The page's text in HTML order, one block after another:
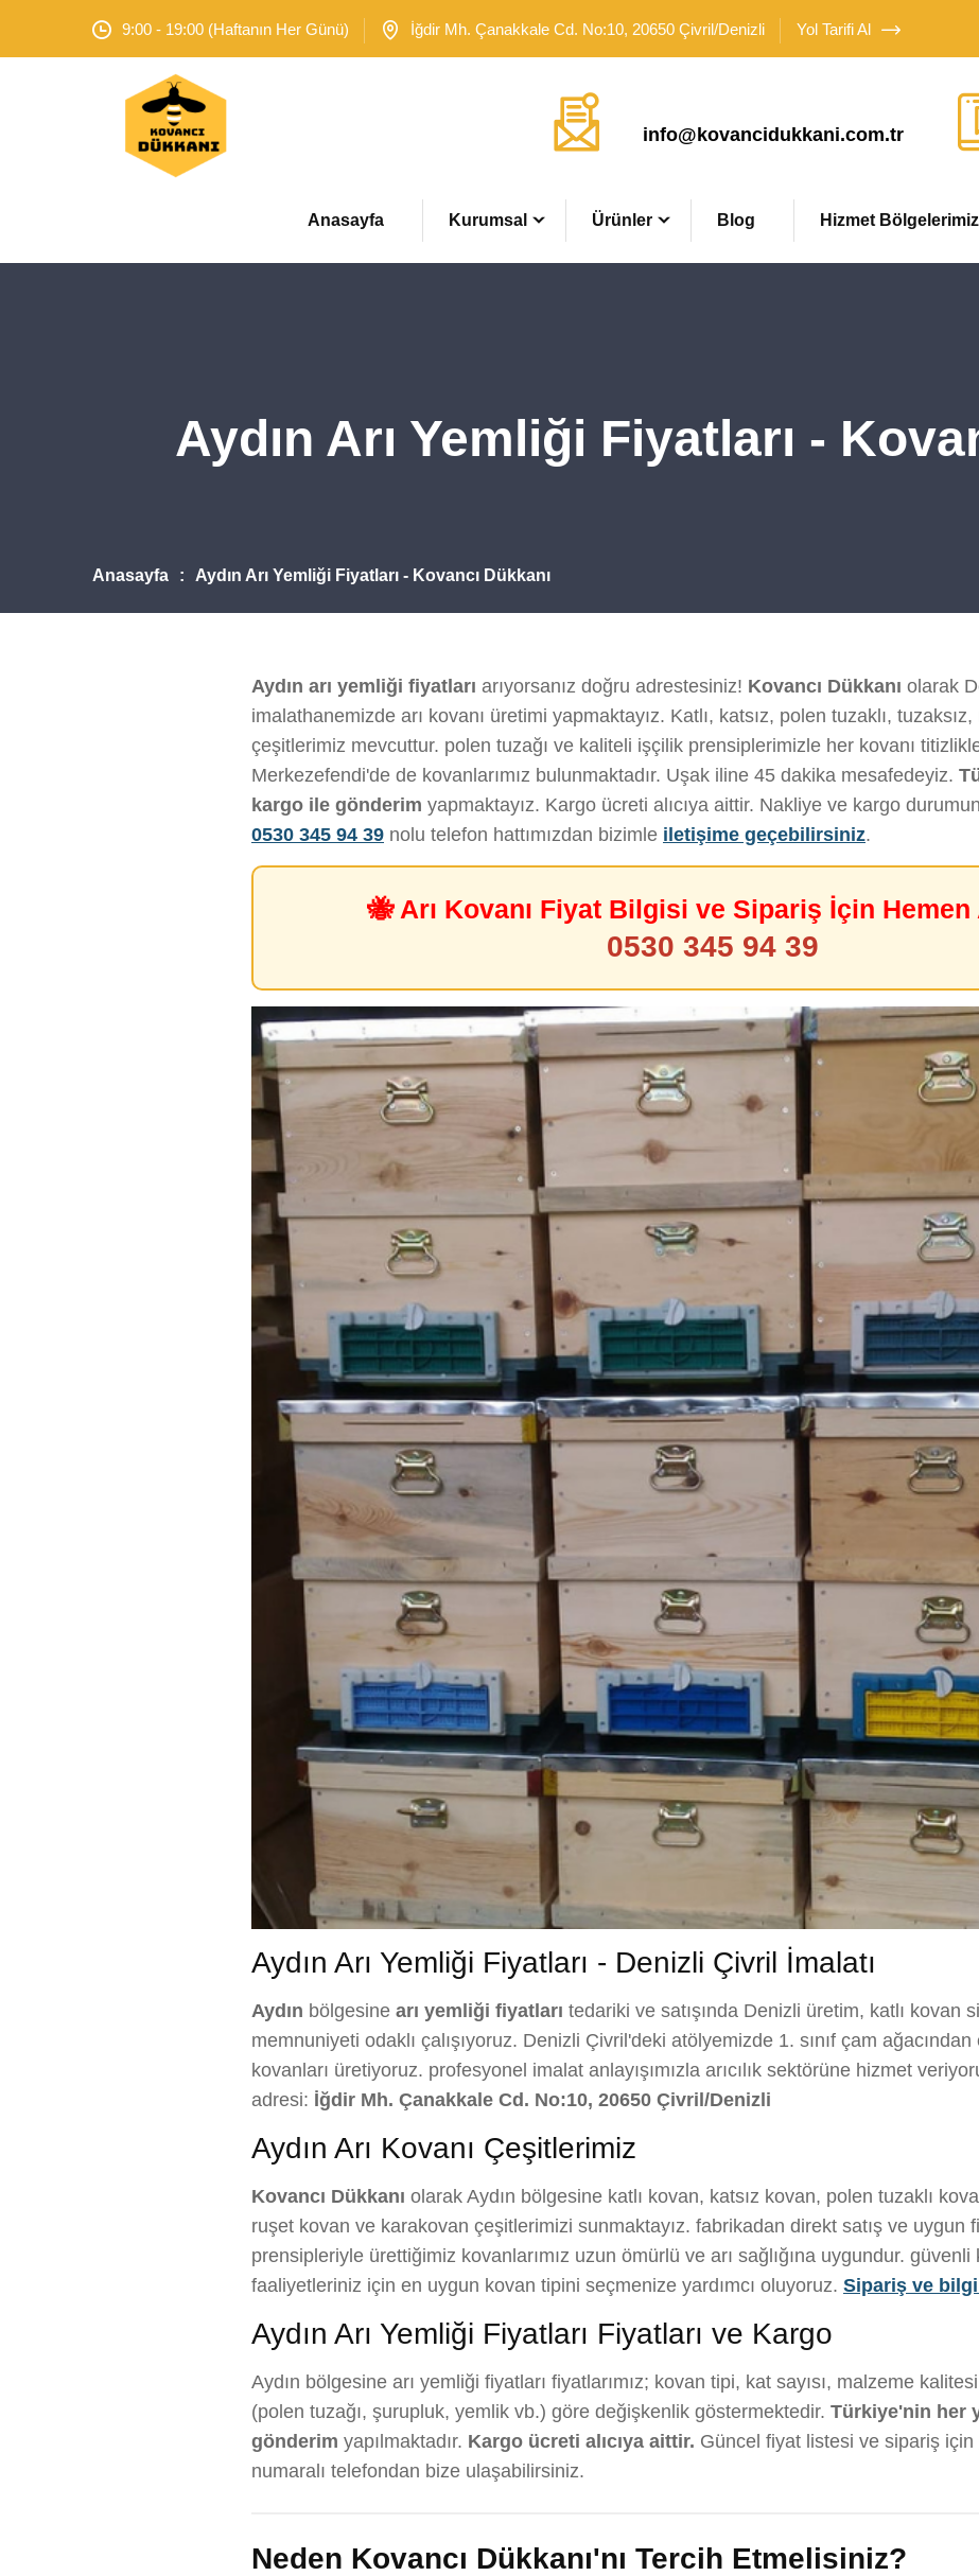
9:00 - 19:00 (Haftanın Her Günü) İğdir Mh. Çanakkale Cd. No:10, 20650 Çivril/Denizli Yol Tarifi Al
info@kovancidukkani.com.tr
Anasayfa Kurumsal Ürünler Blog Hizmet Bölgelerimiz
Aydın Arı Yemliği Fiyatları -
Anasayfa Aydın Arı Yemliği Fiyatları - Kovancı Dükkanı
Aydın arı yemliği fiyatları arıyorsanız doğru adrestesiniz! Kovancı Dükkanı olarak
imalathanemizde arı kovanı üretimi yapmaktayız. Katlı, katsız, polen tuzaklı,
çeşitlerimiz mevcuttur. polen tuzağı ve kaliteli işçilik prensiplerimizle her kovanı
Merkezefendi'de de kovanlarımız bulunmaktadır. Uşak iline 45 dakika mesafedeyiz.
kargo ile gönderim yapmaktayız. Kargo ücreti alıcıya aittir. Nakliye ve kargo
0530 345 94 39 nolu telefon hattımızdan bizimle iletişime geçebilirsiniz.
🐝 Arı Kovanı Fiyat Bilgisi ve Sipariş İçin Hemen
0530 345 94 39
Aydın Arı Yemliği Fiyatları - Denizli Çivril İmalatı
Aydın bölgesine arı yemliği fiyatları tedariki ve satışında Denizli üretim, katlı kovan
memnuniyeti odaklı çalışıyoruz. Denizli Çivril'deki atölyemizde 1. sınıf çam ağacından
kovanları üretiyoruz. profesyonel imalat anlayışımızla arıcılık sektörüne hizmet
adresi: İğdir Mh. Çanakkale Cd. No:10, 20650 Çivril/Denizli
Aydın Arı Kovanı Çeşitlerimiz
Kovancı Dükkanı olarak Aydın bölgesine katlı kovan, katsız kovan, polen tuzaklı
ruşet kovan ve karakovan çeşitlerimizi sunmaktayız. fabrikadan direkt satış ve uygun
prensipleriyle ürettiğimiz kovanlarımız uzun ömürlü ve arı sağlığına uygundur. güvenli
faaliyetleriniz için en uygun kovan tipini seçmenize yardımcı oluyoruz. Sipariş ve bilgi
Aydın Arı Yemliği Fiyatları Fiyatları ve Kargo
Aydın bölgesine arı yemliği fiyatları fiyatlarımız; kovan tipi, kat sayısı, malzeme
(polen tuzağı, şurupluk, yemlik vb.) göre değişkenlik göstermektedir. Türkiye'nin her
gönderim yapılmaktadır. Kargo ücreti alıcıya aittir. Güncel fiyat listesi ve sipariş için
numaralı telefondan bize ulaşabilirsiniz.
Neden Kovancı Dükkanı'nı Tercih Etmelisiniz?